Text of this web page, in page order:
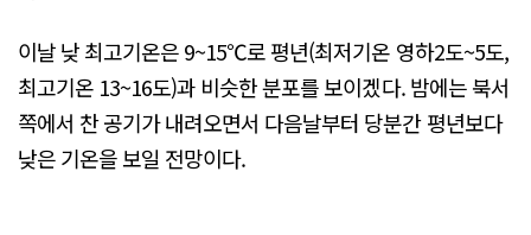
이날 낮 최고기온은 9~15℃로 평년(최저기온 영하2도~5도,
최고기온 13~16도)과 비슷한 분포를 보이겠다. 밤에는 북서
쪽에서 찬 공기가 내려오면서 다음날부터 당분간 평년보다
낮은 기온을 보일 전망이다.